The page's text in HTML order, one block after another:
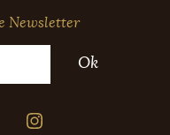
Newsletter
Ok